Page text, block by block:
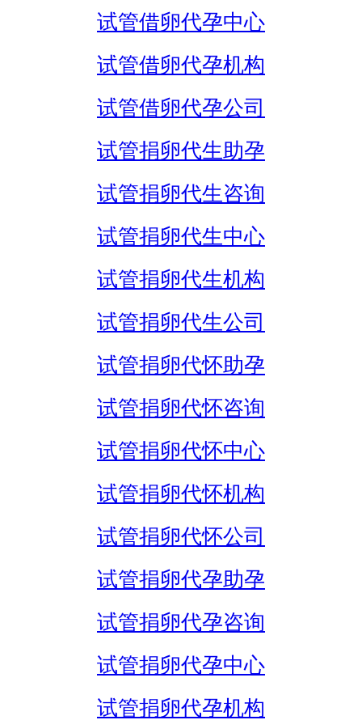
试管借卵代孕中心
试管借卵代孕机构
试管借卵代孕公司
试管捐卵代生助孕
试管捐卵代生咨询
试管捐卵代生中心
试管捐卵代生机构
试管捐卵代生公司
试管捐卵代怀助孕
试管捐卵代怀咨询
试管捐卵代怀中心
试管捐卵代怀机构
试管捐卵代怀公司
试管捐卵代孕助孕
试管捐卵代孕咨询
试管捐卵代孕中心
试管捐卵代孕机构